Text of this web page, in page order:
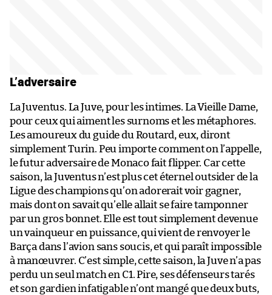
L’adversaire
La Juventus. La Juve, pour les intimes. La Vieille Dame,
pour ceux qui aiment les surnoms et les métaphores.
Les amoureux du guide du Routard, eux, diront
simplement Turin. Peu importe comment on l’appelle,
le futur adversaire de Monaco fait flipper. Car cette
saison, la Juventus n’est plus cet éternel outsider de la
Ligue des champions qu’on adorerait voir gagner,
mais dont on savait qu’elle allait se faire tamponner
par un gros bonnet. Elle est tout simplement devenue
un vainqueur en puissance, qui vient de renvoyer le
Barça dans l’avion sans soucis, et qui paraît impossible
à manœuvrer. C’est simple, cette saison, la Juve n’a pas
perdu un seul match en C1. Pire, ses défenseurs tarés
et son gardien infatigable n’ont mangé que deux buts,